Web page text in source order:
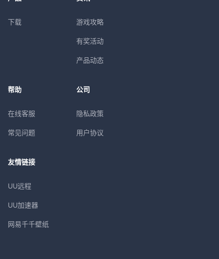
下载 游戏攻略
有奖活动
产品动态
帮助
在线客服
常见问题
公司
隐私政策
用户协议
友情链接
UU远程
UU加速器
网易千千壁纸